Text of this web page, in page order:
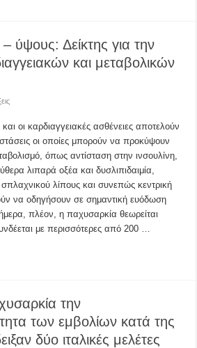
ύψους: Δείκτης για την
και μεταβολικών
οι καρδιαγγειακές ασθένειες αποτελούν
οι οποίες μπορούν να προκύψουν
όπως αντίσταση στην ινσουλίνη,
λιπαρά οξέα και δυσλιπιδαιμία,
λίπους και συνεπώς κεντρική
να οδηγήσουν σε σημαντική ευόδωση
πλέον, η παχυσαρκία θεωρείται
με περισσότερες από 200 …
την
των εμβολίων κατά της
δύο ιταλικές μελέτες